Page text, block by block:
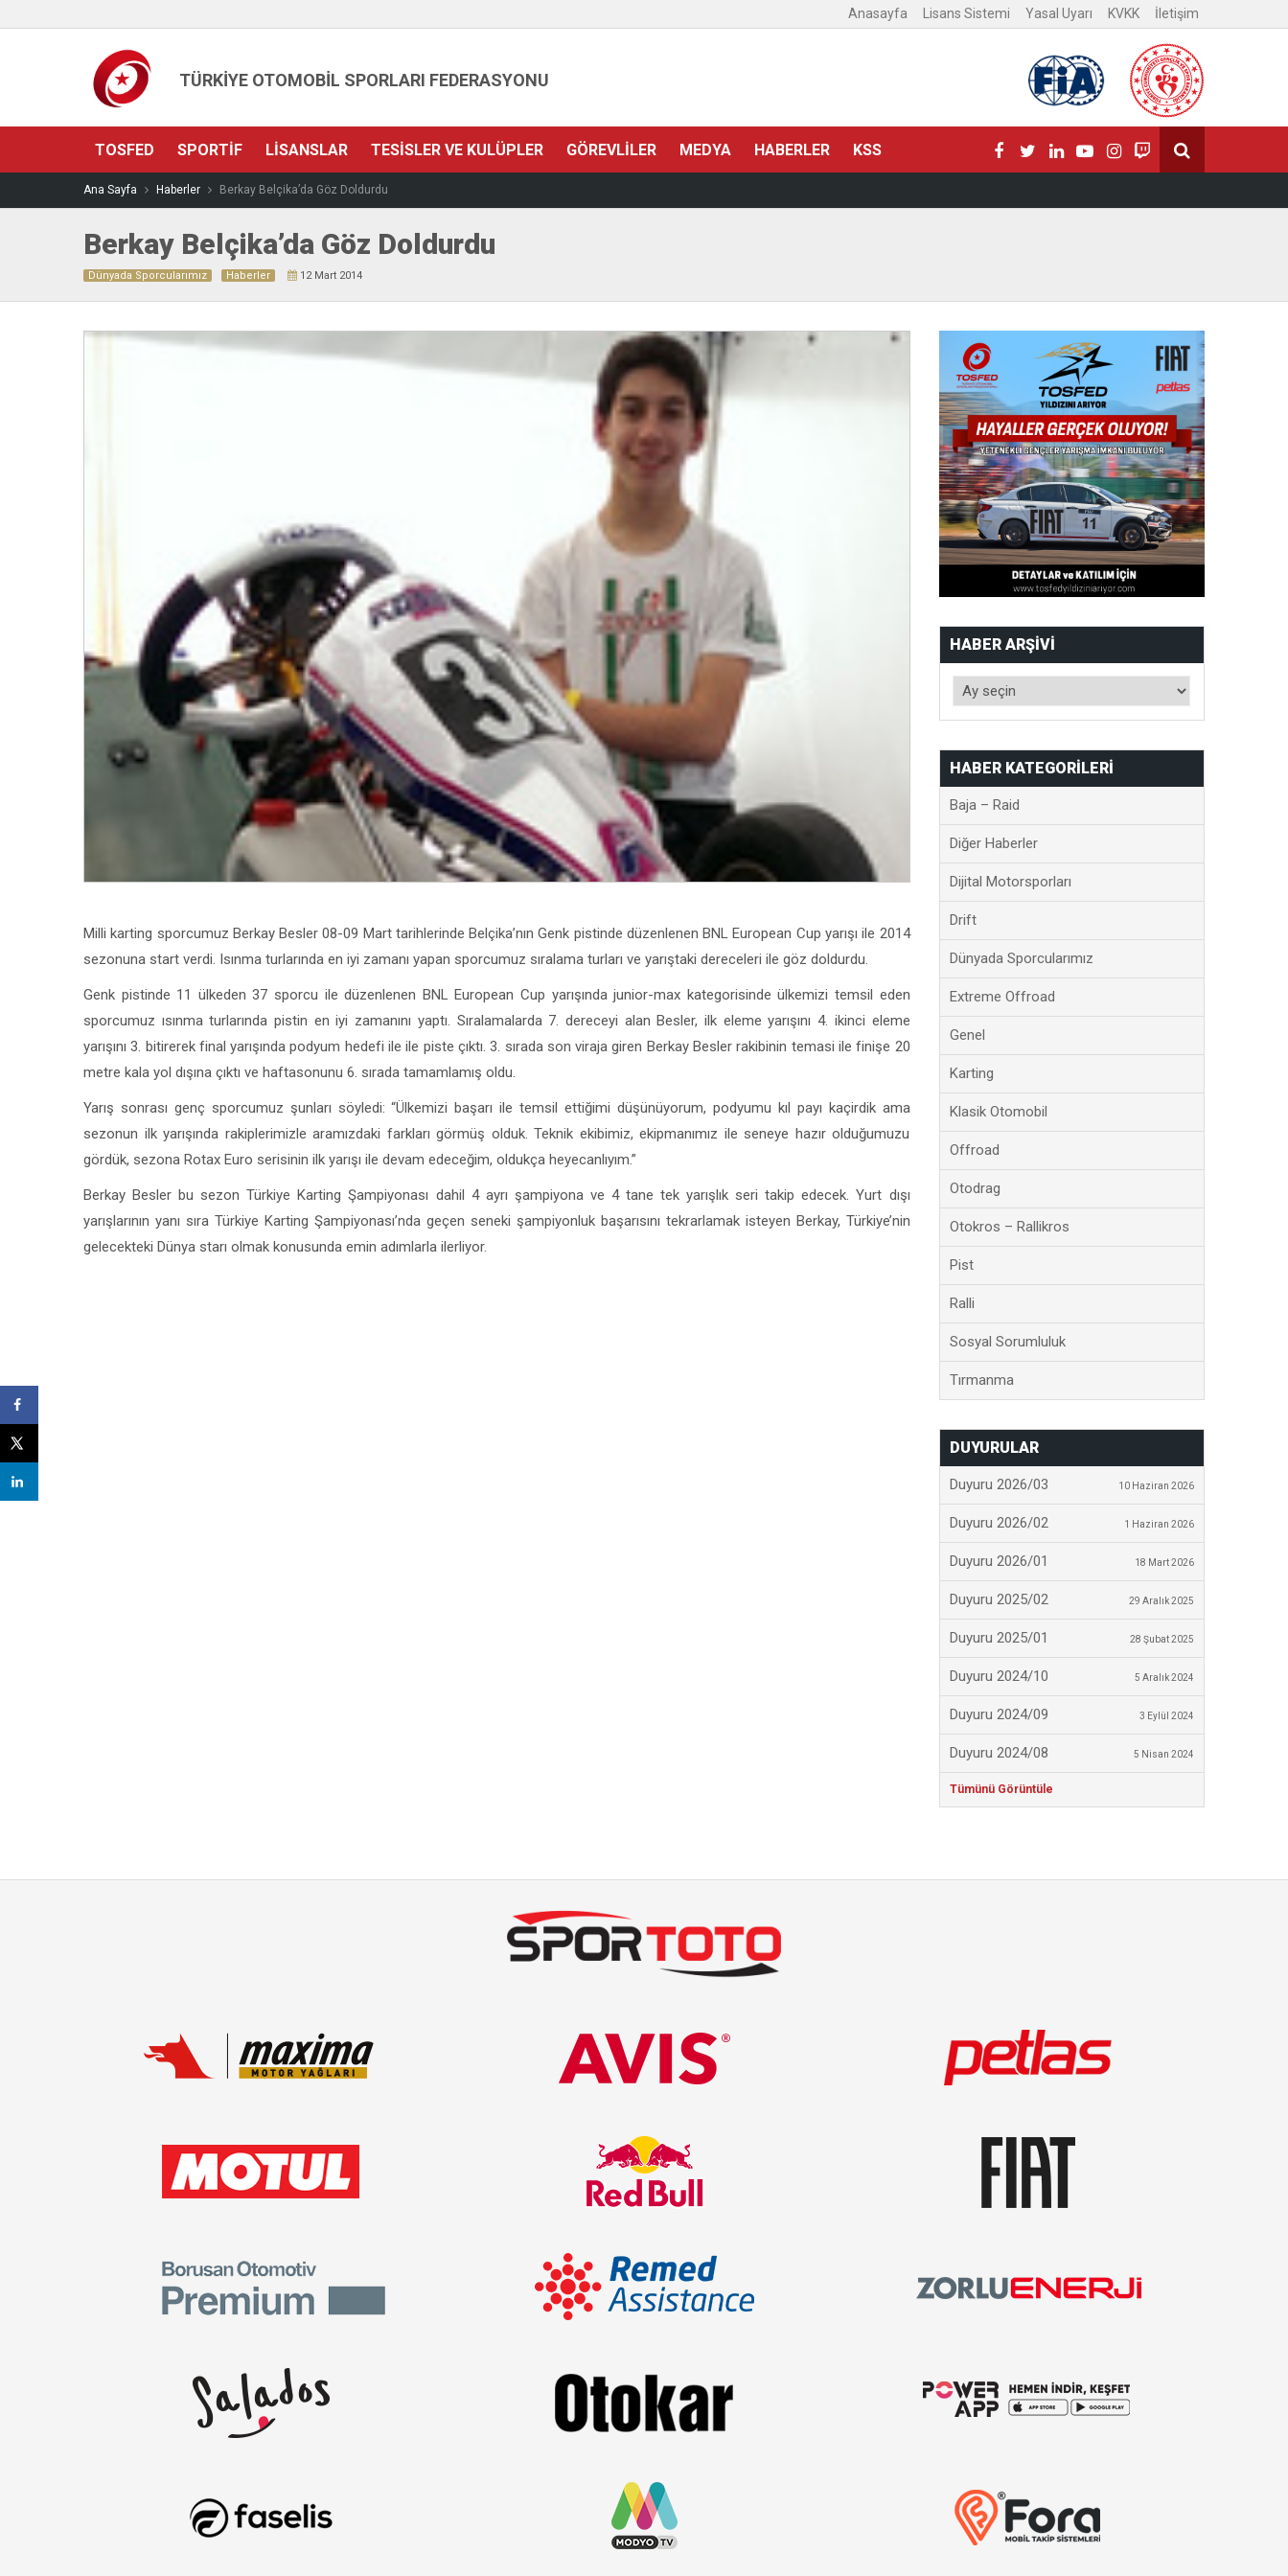
Anasayfa Lisans Sistemi Yasal Uyarı KVKK İletişim
TÜRKİYE OTOMOBİL SPORLARI FEDERASYONU
TOSFED SPORTIF LISANSLAR TESISLER VE KULÜPLER GÖREVLILER MEDYA HABERLER KSS
Ana Sayfa Haberler Berkay Belçika’da Göz Doldurdu
Berkay Belçika’da Göz Doldurdu
Dünyada Sporcularımız Haberler 12 Mart 2014
Milli karting sporcumuz Berkay Besler 08-09 Mart tarihlerinde Belçika’nın Genk pistinde düzenlenen BNL European Cup yarışı ile 2014
sezonuna start verdi. Isınma turlarında en iyi zamanı yapan sporcumuz sıralama turları ve yarıştaki dereceleri ile göz doldurdu.
Genk pistinde 11 ülkeden 37 sporcu ile düzenlenen BNL European Cup yarışında junior-max kategorisinde ülkemizi temsil eden
sporcumuz ısınma turlarında pistin en iyi zamanını yaptı. Sıralamalarda 7. dereceyi alan Besler, ilk eleme yarışını 4. ikinci eleme
yarışını 3. bitirerek final yarışında podyum hedefi ile ile piste çıktı. 3. sırada son viraja giren Berkay Besler rakibinin temasi ile finişe 20
metre kala yol dışına çıktı ve haftasonunu 6. sırada tamamlamış oldu.
Yarış sonrası genç sporcumuz şunları söyledi: “Ülkemizi başarı ile temsil ettiğimi düşünüyorum, podyumu kıl payı kaçirdik ama
sezonun ilk yarışında rakiplerimizle aramızdaki farkları görmüş olduk. Teknik ekibimiz, ekipmanımız ile seneye hazır olduğumuzu
gördük, sezona Rotax Euro serisinin ilk yarışı ile devam edeceğim, oldukça heyecanlıyım.”
Berkay Besler bu sezon Türkiye Karting Şampiyonası dahil 4 ayrı şampiyona ve 4 tane tek yarışlık seri takip edecek. Yurt dışı
yarışlarının yanı sıra Türkiye Karting Şampiyonası’nda geçen seneki şampiyonluk başarısını tekrarlamak isteyen Berkay, Türkiye’nin
gelecekteki Dünya starı olmak konusunda emin adımlarla ilerliyor.
HABER ARŞIVI
HABER KATEGORILERI
Baja – Raid
Diğer Haberler
Dijital Motorsporları
Drift
Dünyada Sporcularımız
Extreme Offroad
Genel
Karting
Klasik Otomobil
Offroad
Otodrag
Otokros – Rallikros
Pist
Ralli
Sosyal Sorumluluk
Tırmanma
DUYURULAR
Duyuru 2026/03 10 Haziran 2026
Duyuru 2026/02 1 Haziran 2026
Duyuru 2026/01 18 Mart 2026
Duyuru 2025/02 29 Aralık 2025
Duyuru 2025/01 28 Şubat 2025
Duyuru 2024/10 5 Aralık 2024
Duyuru 2024/09 3 Eylül 2024
Duyuru 2024/08 5 Nisan 2024
Tümünü Görüntüle